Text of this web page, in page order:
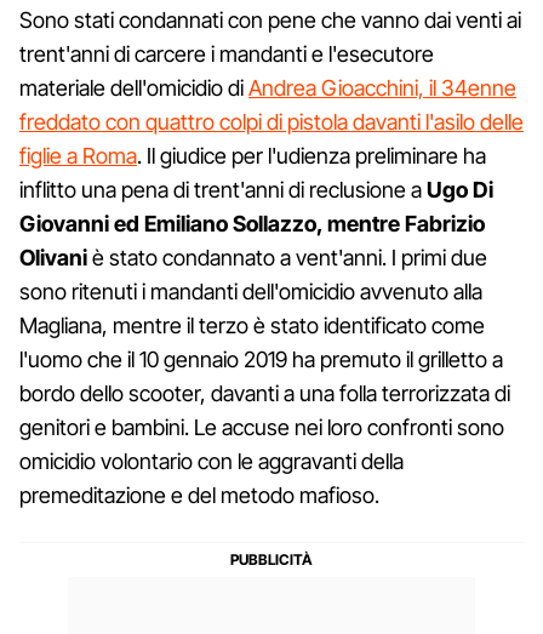
Sono stati condannati con pene che vanno dai venti ai
trent'anni di carcere i mandanti e l'esecutore
materiale dell'omicidio diAndrea Gioacchini, il 34enne
freddato con quattro colpi di pistola davanti l'asilo delle
figlie a Roma. Il giudice per l'udienza preliminare ha
inflitto una pena di trent'anni di reclusione aUgo Di
Giovanni ed Emiliano Sollazzo, mentre Fabrizio
Olivaniè stato condannato a vent'anni. I primi due
sono ritenuti i mandanti dell'omicidio avvenuto alla
Magliana, mentre il terzo è stato identificato come
l'uomo che il 10 gennaio 2019 ha premuto il grilletto a
bordo dello scooter, davanti a una folla terrorizzata di
genitori e bambini. Le accuse nei loro confronti sono
omicidio volontario con le aggravanti della
premeditazione e del metodo mafioso.